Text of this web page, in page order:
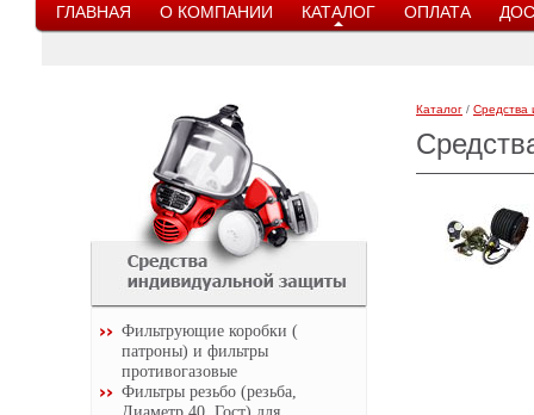
ГЛАВНАЯ О КОМПАНИИ КАТАЛОГ ОПЛАТА
Фильтрующие коробки (
патроны) и фильтры
противогазовые
Фильтры резьбо (резьба,
Каталог / Средства